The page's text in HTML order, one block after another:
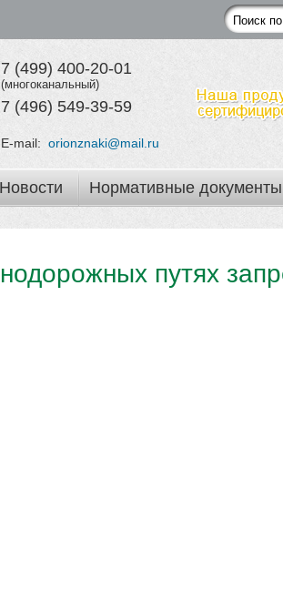
7 (499) 400-20-01
(многоканальный)
7 (496) 549-39-59
E-mail: orionznaki@mail.ru
Новости Нормативные документы
путях